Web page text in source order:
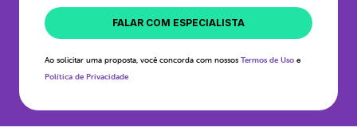
FALAR COM ESPECIALISTA
Ao solicitar uma proposta, você concorda com nossos Termos de Uso e
Política de Privacidade